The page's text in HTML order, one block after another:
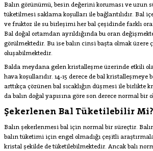
Balın görünümü, besin değerini koruması ve uzun
tüketilmesi saklama koşulları ile bağlantılıdır. Bal
ve fruktoz ile su birleşimi her bal çeşidinde farklı
Bal doğal ortamdan ayrıldığında bu oran
görülmektedir. Bu ise balın cinsi başta olmak üzere
oluşabilmektedir.
Balda meydana gelen kristalleşme üzerinde etkili
hava koşullarıdır. 14-15 derece de bal kristalleşmeye
arttıkça çözünen bal sıcaklığın düşmesi ile birlikte
da balın doğal yapısına göre son derece normal bir
Şekerlenen Bal Tüketilebilir Mi?
Balın şekerlenmesi bal için normal bir süreçtir.
balın tüketimi için engel olmadığı çeşitli
kristal şekilde de tüketilebilmektedir. Ancak balı